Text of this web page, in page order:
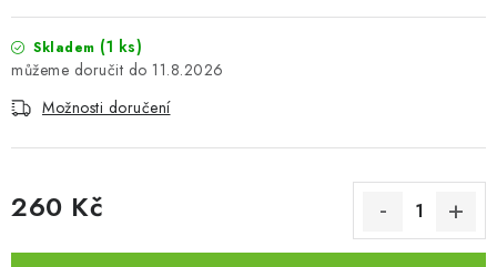
Reklamační řád
Velkoobchod (B2B)
Převodník modelářských barev
Skladem (1 ks)
11.8.2026
Možnosti doručení
260 Kč